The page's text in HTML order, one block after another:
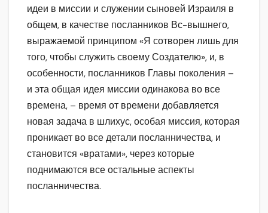
идеи в миссии и служении сыновей Израиля в
общем, в качестве посланников Вс-вышнего,
выражаемой принципом «Я сотворен лишь для
того, чтобы служить своему Создателю», и, в
особенности, посланников Главы поколения –
и эта общая идея миссии одинакова во все
времена, – время от времени добавляется
новая задача в шлихус, особая миссия, которая
проникает во все детали посланничества, и
становится «вратами», через которые
поднимаются все остальные аспекты
посланничества.